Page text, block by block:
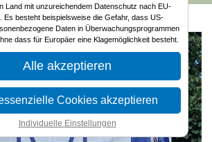
Land mit unzureichendem Datenschutz nach EU-
Es besteht beispielsweise die Gefahr, dass US-
Daten in Überwachungsprogrammen
dass für Europäer eine Klagemöglichkeit besteht.
Alle akzeptieren
Cookies akzeptieren
Individuelle Einstellungen